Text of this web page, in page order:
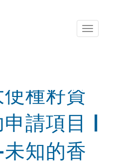
Toggle
種籽資
請項目 |
知的香